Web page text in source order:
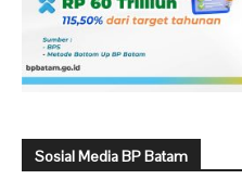
Sosial Media BP Batam